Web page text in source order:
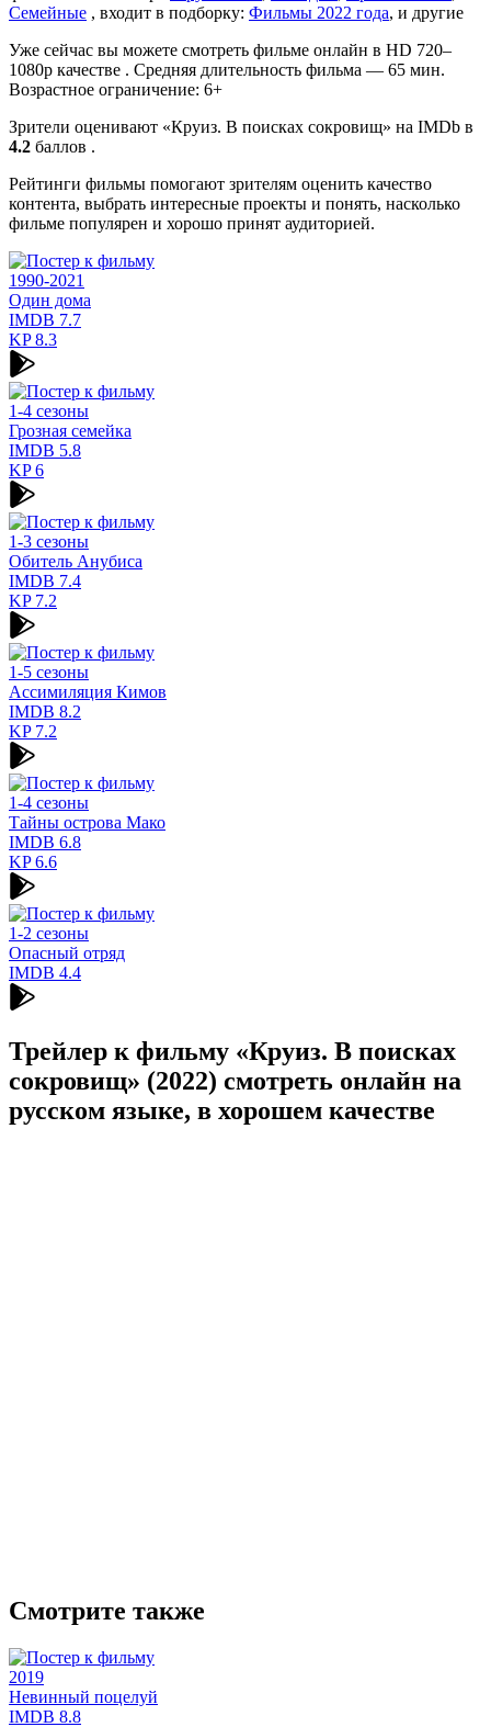
Семейные , входит в подборку: Фильмы 2022 года, и другие
Уже сейчас вы можете смотреть фильме онлайн в HD 720–
1080p качестве . Средняя длительность фильма — 65 мин.
Возрастное ограничение: 6+
Зрители оценивают «Круиз. В поисках сокровищ» на IMDb в
4.2 баллов .
Рейтинги фильмы помогают зрителям оценить качество
контента, выбрать интересные проекты и понять, насколько
фильме популярен и хорошо принят аудиторией.
1990-2021
Один дома
IMDB 7.7
KP8.3
1-4 сезоны
Грозная семейка
IMDB 5.8
KP6
1-3 сезоны
Обитель Анубиса
IMDB 7.4
KP7.2
1-5 сезоны
Ассимиляция Кимов
IMDB 8.2
KP7.2
1-4 сезоны
Тайны острова Мако
IMDB 6.8
KP6.6
1-2 сезоны
Опасный отряд
IMDB 4.4
Трейлер к фильму «Круиз. В поисках
сокровищ» (2022) cмотреть онлайн на
русском языке, в хорошем качестве
Смотрите также
2019
Невинный поцелуй
IMDB 8.8